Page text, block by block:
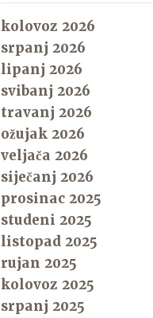
kolovoz 2026
srpanj 2026
lipanj 2026
svibanj 2026
travanj 2026
ožujak 2026
veljača 2026
siječanj 2026
prosinac 2025
studeni 2025
listopad 2025
rujan 2025
kolovoz 2025
srpanj 2025